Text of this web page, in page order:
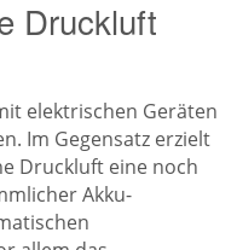
Druckluft
elektrischen Geräten
Im Gegensatz erzielt
Druckluft eine noch
Akku-